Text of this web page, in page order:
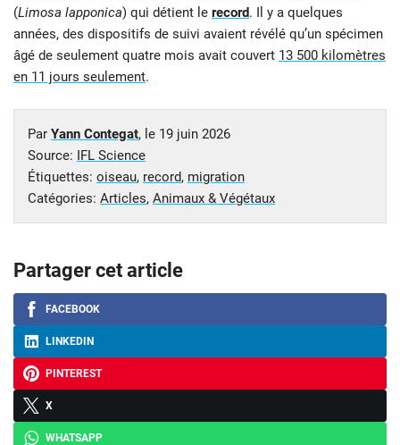
(Limosa lapponica) qui détient le record. Il y a quelques
années, des dispositifs de suivi avaient révélé qu’un spécimen
âgé de seulement quatre mois avait couvert 13 500 kilomètres
en 11 jours seulement.
Par Yann Contegat, le 19 juin 2026
Source: IFL Science
Étiquettes: oiseau, record, migration
Catégories: Articles, Animaux & Végétaux
Partager cet article
FACEBOOK
LINKEDIN
PINTEREST
X
WHATSAPP